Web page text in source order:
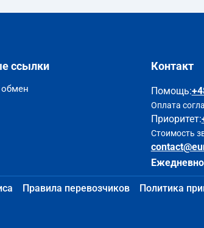
ссылки
обмен
Контакт
Помощь:
Оплата
Приоритет:
Стоимость
Правила перевозчиков Политика